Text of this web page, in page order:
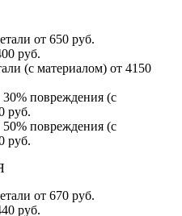
от 650 руб.
руб.
(с материалом) от 4150
повреждения (с
руб.
повреждения (с
руб.
от 670 руб.
руб.